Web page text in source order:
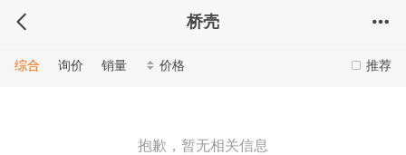
桥壳
推荐
综合 询价 销量 价格
抱歉，暂无相关信息